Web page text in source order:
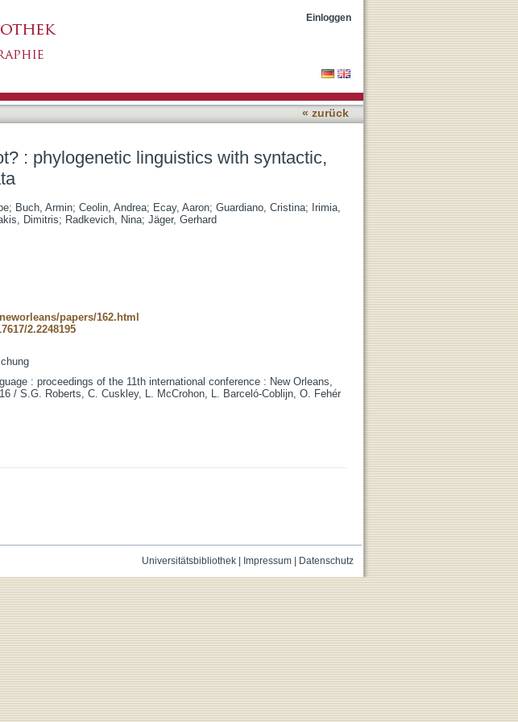
with syntactic, cognacy, and phonetic data
Einloggen
« zurück
: phylogenetic linguistics with syntactic,
; Buch, Armin; Ceolin, Andrea; Ecay, Aaron; Guardiano, Cristina; Irimia,
Dimitris; Radkevich, Nina; Jäger, Gerhard
papers/162.html
2.2248195
: proceedings of the 11th international conference : New Orleans,
/ S.G. Roberts, C. Cuskley, L. McCrohon, L. Barceló-Coblijn, O. Fehér
Universitätsbibliothek| Impressum| Datenschutz